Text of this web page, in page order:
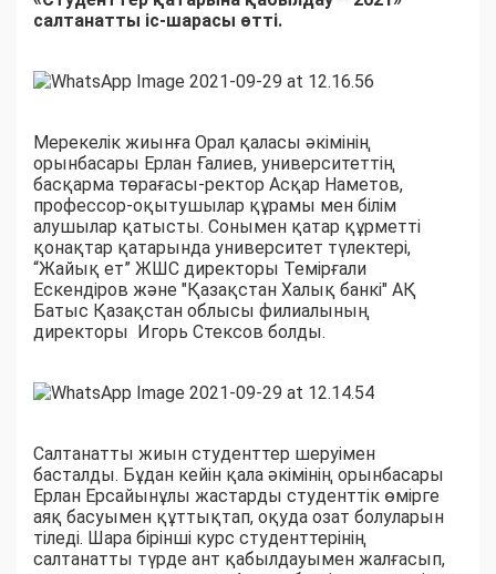
салтанатты іс-шарасы өтті.
Мерекелік жиынға Орал қаласы әкімінің
орынбасары Ерлан Ғалиев, университеттің
басқарма төрағасы-ректор Асқар Наметов,
профессор-оқытушылар құрамы мен білім
алушылар қатысты. Сонымен қатар құрметті
қонақтар қатарында университет түлектері,
“Жайық ет” ЖШС директоры Темірғали
Ескендіров және "Қазақстан Халық банкі" АҚ
Батыс Қазақстан облысы филиалының
директоры Игорь Стексов болды.
Салтанатты жиын студенттер шеруімен
басталды. Бұдан кейін қала әкімінің орынбасары
Ерлан Ерсайынұлы жастарды студенттік өмірге
аяқ басуымен құттықтап, оқуда озат болуларын
тіледі. Шара бірінші курс студенттерінің
салтанатты түрде ант қабылдауымен жалғасып,